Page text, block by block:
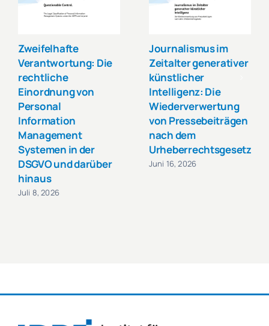
Zweifelhafte
Verantwortung: Die
rechtliche
Einordnung von
Personal
Information
Management
Systemen in der
DSGVO und darüber
hinaus
Juli 8, 2026
Journalismus im
Zeitalter generativer
künstlicher
Intelligenz: Die
Wiederverwertung
von Pressebeiträgen
nach dem
Urheberrechtsgesetz.
Juni 16, 2026